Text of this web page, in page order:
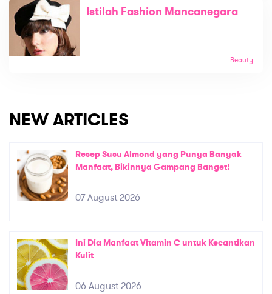
Istilah Fashion Mancanegara
Beauty
NEW ARTICLES
Resep Susu Almond yang Punya Banyak
Manfaat, Bikinnya Gampang Banget!
07 August 2026
Ini Dia Manfaat Vitamin C untuk Kecantikan
Kulit
06 August 2026